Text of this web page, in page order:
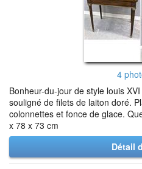
4
Bonheur-du-jour de style louis
souligné de filets de laiton doré.
colonnettes et fonce de glace.
x 78 x 73 cm
Détail